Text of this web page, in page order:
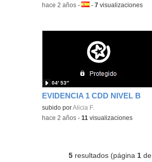
-hace 2 años -Idioma:
-7 visualizaciones
EVIDENCIA 1 CDD NIVEL B
subido porAlicia F.
04′ 53″
-hace 2 años -11 visualizaciones
5 resultados (página 1 de